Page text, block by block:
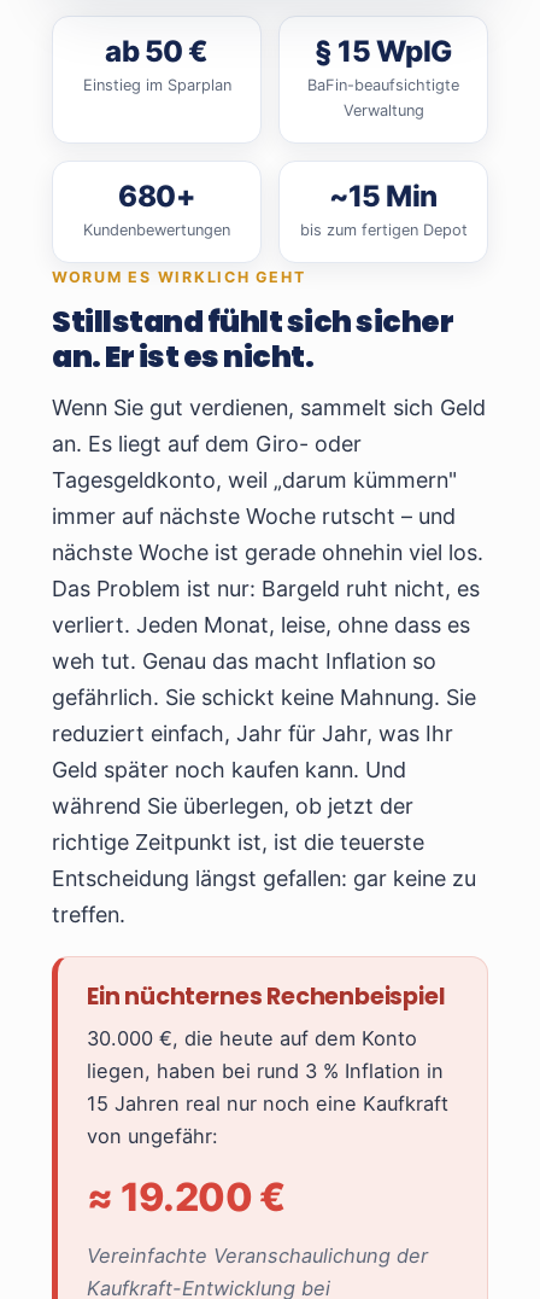
ab 50 €
Einstieg im Sparplan
§ 15 WpIG
BaFin-beaufsichtigte
Verwaltung
680+
Kundenbewertungen
~15 Min
bis zum fertigen Depot
WORUM ES WIRKLICH GEHT
Stillstand fühlt sich sicher
an. Er ist es nicht.
Wenn Sie gut verdienen, sammelt sich Geld
an. Es liegt auf dem Giro- oder
Tagesgeldkonto, weil „darum kümmern"
immer auf nächste Woche rutscht – und
nächste Woche ist gerade ohnehin viel los.
Das Problem ist nur: Bargeld ruht nicht, es
verliert. Jeden Monat, leise, ohne dass es
weh tut. Genau das macht Inflation so
gefährlich. Sie schickt keine Mahnung. Sie
reduziert einfach, Jahr für Jahr, was Ihr
Geld später noch kaufen kann. Und
während Sie überlegen, ob jetzt der
richtige Zeitpunkt ist, ist die teuerste
Entscheidung längst gefallen: gar keine zu
treffen.
Ein nüchternes Rechenbeispiel
30.000 €, die heute auf dem Konto
liegen, haben bei rund 3 % Inflation in
15 Jahren real nur noch eine Kaufkraft
von ungefähr:
≈ 19.200 €
Vereinfachte Veranschaulichung der
Kaufkraft-Entwicklung bei